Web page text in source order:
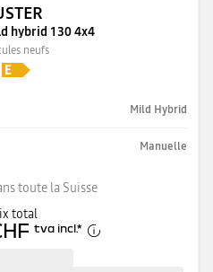
hybrid 130 4x4
neufs
Mild Hybrid
Manuelle
toute la Suisse
total
tva incl.*